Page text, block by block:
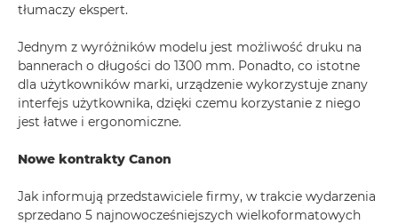
tłumaczy ekspert.
Jednym z wyróżników modelu jest możliwość druku na
bannerach o długości do 1300 mm. Ponadto, co istotne
dla użytkowników marki, urządzenie wykorzystuje znany
interfejs użytkownika, dzięki czemu korzystanie z niego
jest łatwe i ergonomiczne.
Nowe kontrakty Canon
Jak informują przedstawiciele firmy, w trakcie wydarzenia
sprzedano 5 najnowocześniejszych wielkoformatowych